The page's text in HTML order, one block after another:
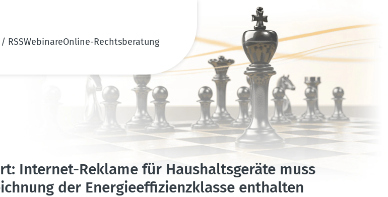
RSSWebinareOnline-Rechtsberatung
Internet-Reklame für Haushalts­geräte muss
der Energie­ef­fi­zi­enz­klasse enthalten